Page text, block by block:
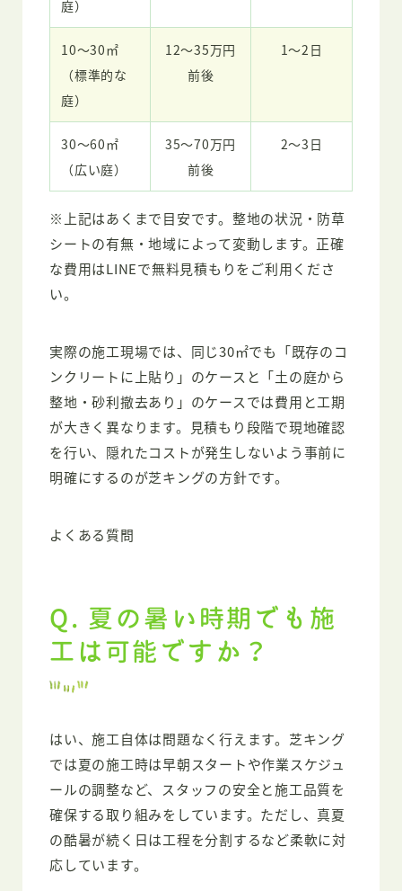
庭）
10〜30㎡
（標準的な
庭）
12〜35万円
前後
1〜2日
30〜60㎡
（広い庭）
35〜70万円
前後
2〜3日
※上記はあくまで目安です。整地の状況・防草
シートの有無・地域によって変動します。正確
な費用はLINEで無料見積もりをご利用くださ
い。
実際の施工現場では、同じ30㎡でも「既存のコ
ンクリートに上貼り」のケースと「土の庭から
整地・砂利撤去あり」のケースでは費用と工期
が大きく異なります。見積もり段階で現地確認
を行い、隠れたコストが発生しないよう事前に
明確にするのが芝キングの方針です。
よくある質問
Q. 夏の暑い時期でも施
工は可能ですか？
はい、施工自体は問題なく行えます。芝キング
では夏の施工時は早朝スタートや作業スケジュ
ールの調整など、スタッフの安全と施工品質を
確保する取り組みをしています。ただし、真夏
の酷暑が続く日は工程を分割するなど柔軟に対
応しています。